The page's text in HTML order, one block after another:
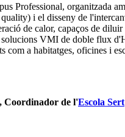
Professional, organitzada
i el disseny de
de calor, capaços de
VMI de doble flux
com a habitatges, oficines i
Coordinador de l'Escola Sert